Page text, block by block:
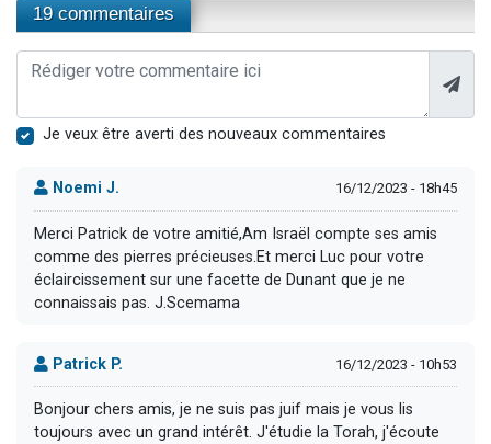
19 commentaires
Je veux être averti des nouveaux commentaires
Noemi J. 16/12/2023 - 18h45
Merci Patrick de votre amitié,Am Israël compte ses amis
comme des pierres précieuses.Et merci Luc pour votre
éclaircissement sur une facette de Dunant que je ne
connaissais pas. J.Scemama
Patrick P. 16/12/2023 - 10h53
Bonjour chers amis, je ne suis pas juif mais je vous lis
toujours avec un grand intérêt. J'étudie la Torah, j'écoute